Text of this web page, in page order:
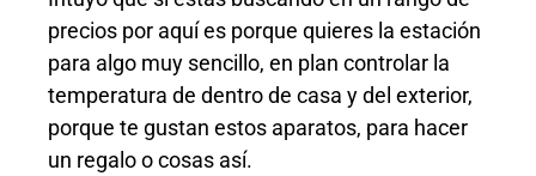
precios por aquí es porque quieres la estación
para algo muy sencillo, en plan controlar la
temperatura de dentro de casa y del exterior,
porque te gustan estos aparatos, para hacer
un regalo o cosas así.